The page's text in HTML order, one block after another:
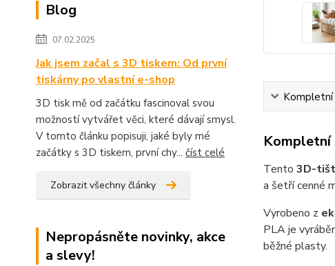
Blog
07.02.2025
Jak jsem začal s 3D tiskem: Od první
tiskárny po vlastní e-shop
3D tisk mě od začátku fascinoval svou
možností vytvářet věci, které dávají smysl.
V tomto článku popisuji, jaké byly mé
začátky s 3D tiskem, první chy... číst celé
Zobrazit všechny články
Nepropásněte novinky, akce
a slevy!
Kompletní
Kompletní
Tento 3D-
a šetří cenné
Vyrobeno z
PLA je
běžné plasty.